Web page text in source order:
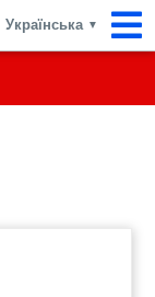
Українська ▼